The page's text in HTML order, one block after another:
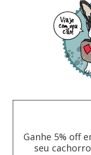
Ganhe 5% off
seu